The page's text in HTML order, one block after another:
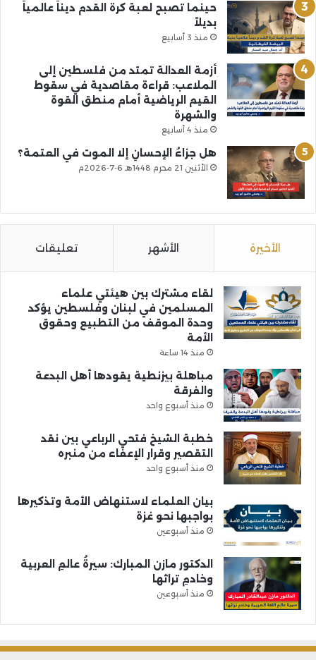
حينما تصبح لعبة كرة القدم ديناً عالمياً
بديلاً
منذ 3 أسابيع
أزمة العدالة تمتد من فلسطين إلى
الملاعب: قراءة مقاصدية في سقوط
القيم الرياضية أمام منطق القوة
والشهرة
منذ 4 أسابيع
هل جزاءُ الإحسانِ إلا الموت في العتمة؟
الأثنين 21 محرم 1448هـ 6-7-2026م
الأخيرة الأشهر تعليقات
لقاء مشترك بين هيئتي علماء
المسلمين في لبنان وفلسطين يؤكد
وحدة الموقف من التطبيع وحقوق
الأمة
منذ 14 ساعة
مباهلة بيزنطية يقودها أهل البدعة
والفرقة
منذ أسبوع واحد
خطبة الشيخ فتحي الرباعي بين نقد
التقصير وقرار الإعفاء من منبره
منذ أسبوع واحد
بيان العلماء لاستنهاض الأمة وتذكيرها
بواجبها نحو غزة
منذ أسبوعين
الدكتور مازن المبارك: سيرةُ عالمِ العربية
وخادمِ تراثها
منذ أسبوعين